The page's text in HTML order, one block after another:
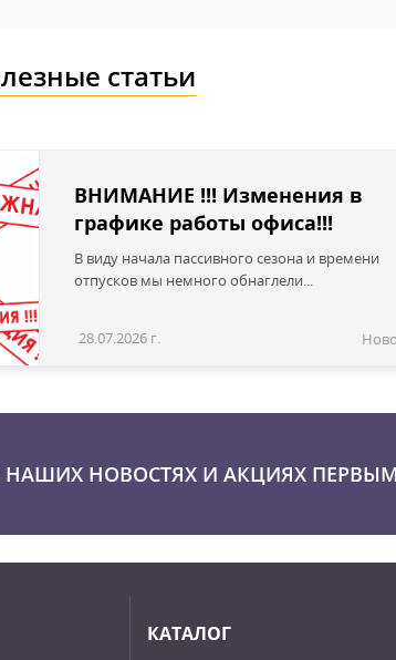
статьи
ВНИМАНИЕ !!! Изменения в
графике работы офиса!!!
В виду начала пассивного сезона и времени
отпусков мы немного обнаглели...
28.07.2026 г.
НАШИХ НОВОСТЯХ И АКЦИЯХ
КАТАЛОГ